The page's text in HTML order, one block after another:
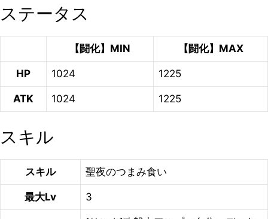
ステータス
【闘化】MIN 【闘化】MAX
HP 1024 1225
ATK 1024 1225
スキル
スキル 聖夜のつまみ食い
最大Lv 3